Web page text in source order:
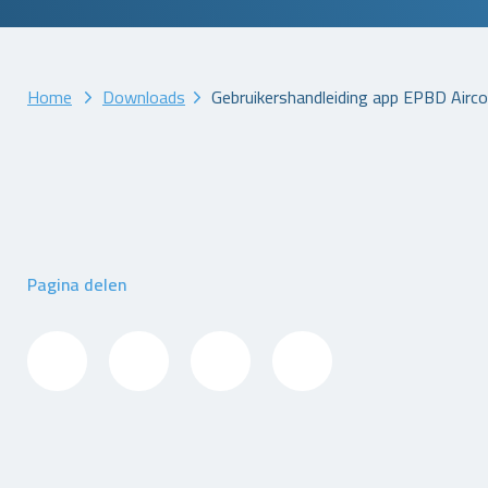
Home Downloads Gebruikershandleiding app EPBD
Pagina delen